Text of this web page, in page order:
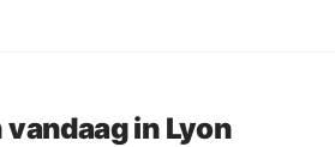
in Lyon